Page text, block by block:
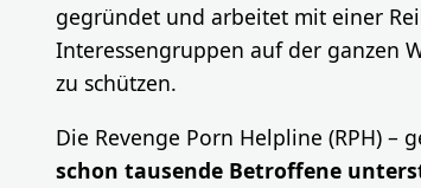
gegründet und arbeitet mit einer
Interessengruppen auf der ganzen
zu schützen.
Die Revenge Porn Helpline (RPH) –
schon tausende Betroffene